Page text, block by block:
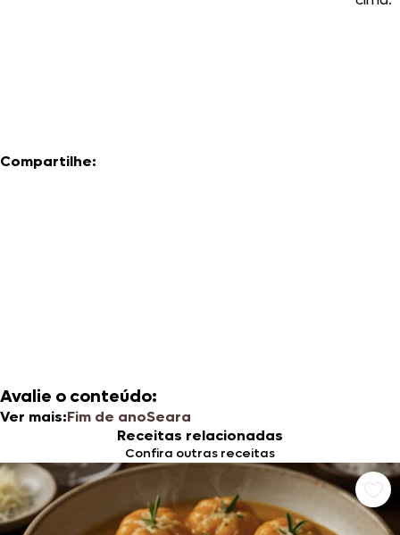
Compartilhe:
Avalie o conteúdo:
Ver mais:Fim de anoSeara
Receitas relacionadas
Confira outras receitas